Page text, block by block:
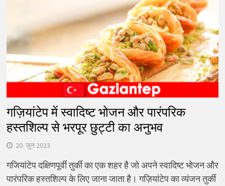
गज़ियांटेप में स्वादिष्ट भोजन और पारंपरिक
हस्तशिल्प से भरपूर छुट्टी का अनुभव
20. जून 2023
गजियांटेप दक्षिणपूर्वी तुर्की का एक शहर है जो अपने स्वादिष्ट भोजन और
पारंपरिक हस्तशिल्प के लिए जाना जाता है। गज़ियांटेप का व्यंजन तुर्की